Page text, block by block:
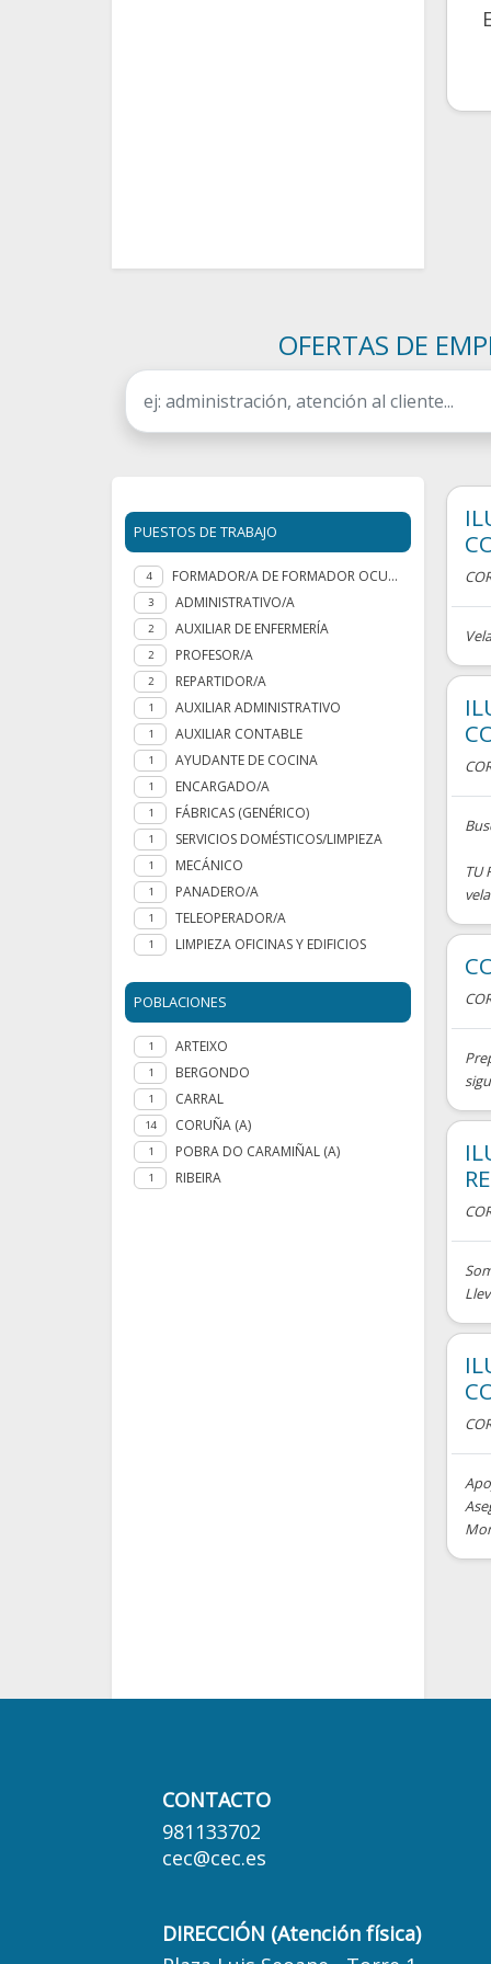
OFERTAS DE
PUESTOS DE TRABAJO
4 FORMADOR/A DE FORMADOR OCUPACIONAL
3 ADMINISTRATIVO/A
2 AUXILIAR DE ENFERMERÍA
2 PROFESOR/A
2 REPARTIDOR/A
1 AUXILIAR ADMINISTRATIVO
1 AUXILIAR CONTABLE
1 AYUDANTE DE COCINA
1 ENCARGADO/A
1 FÁBRICAS (GENÉRICO)
1 SERVICIOS DOMÉSTICOS/LIMPIEZA
1 MECÁNICO
1 PANADERO/A
1 TELEOPERADOR/A
1 LIMPIEZA OFICINAS Y EDIFICIOS
POBLACIONES
1 ARTEIXO
1 BERGONDO
1 CARRAL
14 CORUÑA (A)
1 POBRA DO CARAMIÑAL (A)
1 RIBEIRA
TU
CONTACTO
981133702
cec@cec.es
DIRECCIÓN (Atención física)